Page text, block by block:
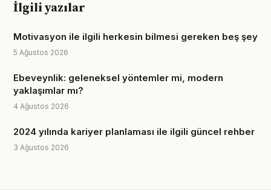
İlgili yazılar
Motivasyon ile ilgili herkesin bilmesi gereken beş şey
5 Ağustos 2026
Ebeveynlik: geleneksel yöntemler mi, modern
yaklaşımlar mı?
4 Ağustos 2026
2024 yılında kariyer planlaması ile ilgili güncel rehber
3 Ağustos 2026